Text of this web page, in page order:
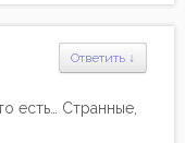
Ответить ↓
есть… Странные,